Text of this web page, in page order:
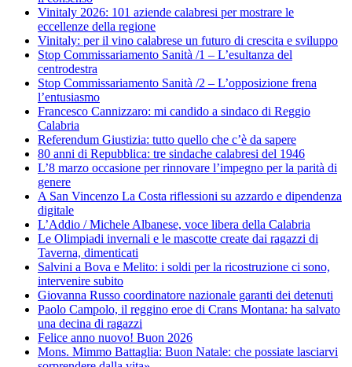
Vinitaly 2026: 101 aziende calabresi per mostrare le
eccellenze della regione
Vinitaly: per il vino calabrese un futuro di crescita e sviluppo
Stop Commissariamento Sanità /1 – L’esultanza del
centrodestra
Stop Commissariamento Sanità /2 – L’opposizione frena
l’entusiasmo
Francesco Cannizzaro: mi candido a sindaco di Reggio
Calabria
Referendum Giustizia: tutto quello che c’è da sapere
80 anni di Repubblica: tre sindache calabresi del 1946
L’8 marzo occasione per rinnovare l’impegno per la parità di
genere
A San Vincenzo La Costa riflessioni su azzardo e dipendenza
digitale
L’Addio / Michele Albanese, voce libera della Calabria
Le Olimpiadi invernali e le mascotte create dai ragazzi di
Taverna, dimenticati
Salvini a Bova e Melito: i soldi per la ricostruzione ci sono,
intervenire subito
Giovanna Russo coordinatore nazionale garanti dei detenuti
Paolo Campolo, il reggino eroe di Crans Montana: ha salvato
una decina di ragazzi
Felice anno nuovo! Buon 2026
Mons. Mimmo Battaglia: Buon Natale: che possiate lasciarvi